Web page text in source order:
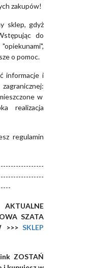
zakupów!
sklep, gdyż
do
o pomoc.
informacje i
w
realizacja
regulamin
SZATA
>>>SKLEP
ZOSTAŃ